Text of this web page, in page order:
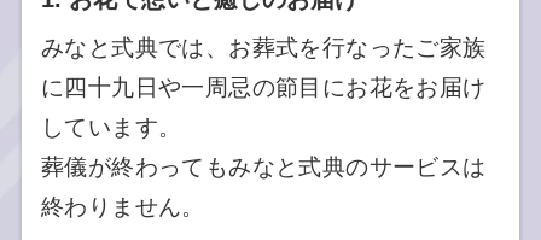
みなと式典では、お葬式を行なったご家族
に四十九日や一周忌の節目にお花をお届け
しています。
葬儀が終わってもみなと式典のサービスは
終わりません。